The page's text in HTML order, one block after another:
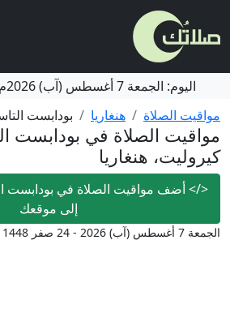
اليوم: الجمعة 7 أغسطس (آب) 2026م
مواقيت الصلاة
هنغاريا بودابست
مواقيت الصلاة في بودابست
كيروليت، هنغاريا
</>أضف مواقيت الصلاة في بودابست
إلى موقعك
الجمعة 7 أغسطس (آب) 2026 - 24 صفر 1448